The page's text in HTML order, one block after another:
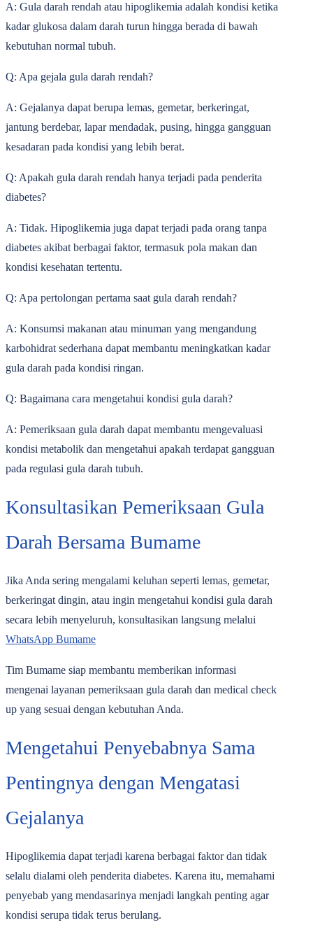
A: Gula darah rendah atau hipoglikemia adalah kondisi ketika
kadar glukosa dalam darah turun hingga berada di bawah
kebutuhan normal tubuh.
Q: Apa gejala gula darah rendah?
A: Gejalanya dapat berupa lemas, gemetar, berkeringat,
jantung berdebar, lapar mendadak, pusing, hingga gangguan
kesadaran pada kondisi yang lebih berat.
Q: Apakah gula darah rendah hanya terjadi pada penderita
diabetes?
A: Tidak. Hipoglikemia juga dapat terjadi pada orang tanpa
diabetes akibat berbagai faktor, termasuk pola makan dan
kondisi kesehatan tertentu.
Q: Apa pertolongan pertama saat gula darah rendah?
A: Konsumsi makanan atau minuman yang mengandung
karbohidrat sederhana dapat membantu meningkatkan kadar
gula darah pada kondisi ringan.
Q: Bagaimana cara mengetahui kondisi gula darah?
A: Pemeriksaan gula darah dapat membantu mengevaluasi
kondisi metabolik dan mengetahui apakah terdapat gangguan
pada regulasi gula darah tubuh.
Konsultasikan Pemeriksaan Gula
Darah Bersama Bumame
Jika Anda sering mengalami keluhan seperti lemas, gemetar,
berkeringat dingin, atau ingin mengetahui kondisi gula darah
secara lebih menyeluruh, konsultasikan langsung melalui
WhatsApp Bumame
Tim Bumame siap membantu memberikan informasi
mengenai layanan pemeriksaan gula darah dan medical check
up yang sesuai dengan kebutuhan Anda.
Mengetahui Penyebabnya Sama
Pentingnya dengan Mengatasi
Gejalanya
Hipoglikemia dapat terjadi karena berbagai faktor dan tidak
selalu dialami oleh penderita diabetes. Karena itu, memahami
penyebab yang mendasarinya menjadi langkah penting agar
kondisi serupa tidak terus berulang.